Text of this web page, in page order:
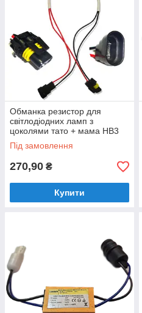
Обманка резистор для
світлодіодних ламп з
цоколями тато + мама HB3
(HB4) (H10) 6 Om 50 W
Під замовлення
270,90 ₴
Купити